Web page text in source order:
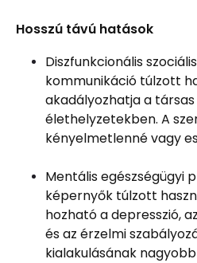
Hosszú távú hatások
Diszfunkcionális
kommunikáció túlzott
akadályozhatja a
élethelyzetekben. A
kényelmetlenné vagy
Mentális egészségügyi
képernyők túlzott
hozható a depresszió,
és az érzelmi
kialakulásának